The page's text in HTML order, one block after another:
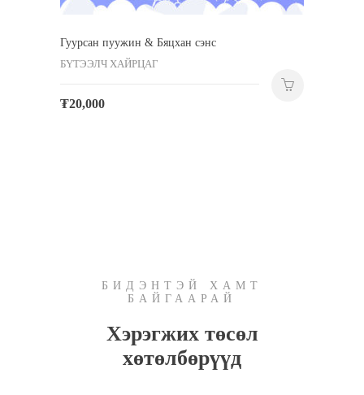
Гуурсан пуужин & Бяцхан сэнс
БҮТЭЭЛЧ ХАЙРЦАГ
₮20,000
БИДЭНТЭЙ ХАМТ
БАЙГААРАЙ
Хэрэгжих төсөл
хөтөлбөрүүд